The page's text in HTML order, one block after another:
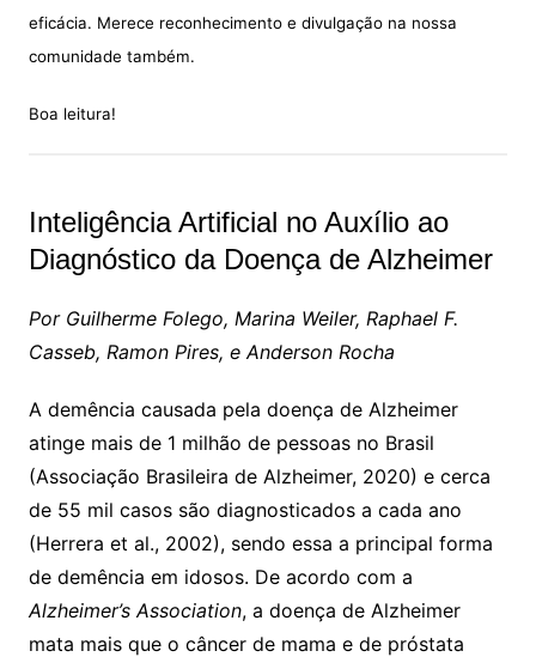
eficácia. Merece reconhecimento e divulgação na nossa
comunidade também.
Boa leitura!
Inteligência Artificial no Auxílio ao
Diagnóstico da Doença de Alzheimer
Por Guilherme Folego, Marina Weiler, Raphael F.
Casseb, Ramon Pires, e Anderson Rocha
A demência causada pela doença de Alzheimer
atinge mais de 1 milhão de pessoas no Brasil
(Associação Brasileira de Alzheimer, 2020) e cerca
de 55 mil casos são diagnosticados a cada ano
(Herrera et al., 2002), sendo essa a principal forma
de demência em idosos. De acordo com a
Alzheimer’s Association, a doença de Alzheimer
mata mais que o câncer de mama e de próstata